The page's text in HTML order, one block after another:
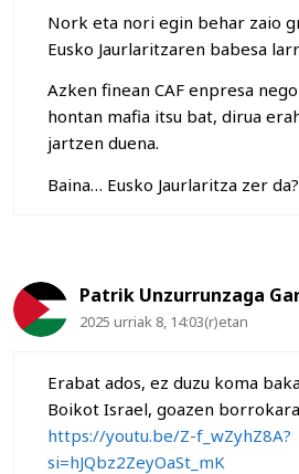
Nork eta nori egin behar zaio
Eusko Jaurlaritzaren babesa
Azken finean CAF enpresa
hontan mafia itsu bat, dirua
jartzen duena.
Baina… Eusko Jaurlaritza zer da?
Patrik Unzurrunzaga
2025 urriak 8, 14:03(r)etan
Erabat ados, ez duzu koma
Boikot Israel, goazen
https://youtu.be/Z-f_wZyhZ8A?
si=hJQbz2ZeyOaSt_mK